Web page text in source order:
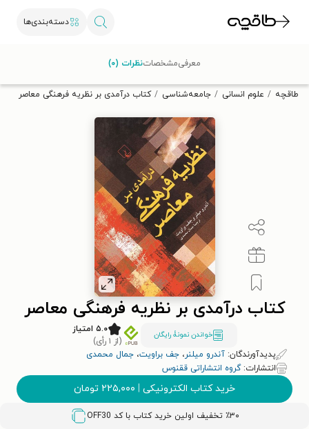
دسته‌بندی‌ها
تخفیف از طاقچه دریافت کن.
طاقچه علوم انسانی جامعه‌شناسی کتاب درآمدی بر نظریه فرهنگی معاصر
کتاب درآمدی بر نظریه فرهنگی معاصر
خواندن نمونۀ رایگان
۵.۰ امتیاز
(از ۱ رأی)
پدیدآورندگان: آندرو میلنر، جف براویت، جمال محمدی
انتشارات:گروه انتشاراتی ققنوس
خرید کتاب الکترونیکی | ۲۲۵,۰۰۰ تومان
٪۳۰ تخفیف اولین خرید کتاب با کد OFF30
معرفیمشخصاتنظرات (۰)